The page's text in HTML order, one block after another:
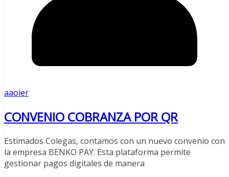
aaoier
CONVENIO COBRANZA POR QR
Estimados Colegas, contamos con un nuevo convenio con
la empresa BENKO PAY. Esta plataforma permite
gestionar pagos digitales de manera